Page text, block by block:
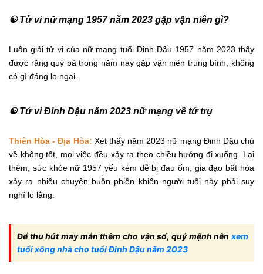
☯ Tử vi nữ mạng 1957 năm 2023 gặp vận niên gì?
Luận giải tử vi của nữ mạng tuổi Đinh Dậu 1957 năm 2023 thấy
được rằng quý bà trong năm nay gặp vận niên trung bình, không
có gì đáng lo ngại.
☯ Tử vi Đinh Dậu năm 2023 nữ mạng về tứ trụ
Thiên Hòa - Địa Hòa: Xét thấy năm 2023 nữ mạng Đinh Dậu chủ
về không tốt, mọi việc đều xảy ra theo chiều hướng đi xuống. Lại
thêm, sức khỏe nữ 1957 yếu kém dễ bị đau ốm, gia đạo bất hòa
xảy ra nhiều chuyện buồn phiền khiến người tuổi này phải suy
nghĩ lo lắng.
Để thu hút may mắn thêm cho vận số, quý mệnh nên xem
tuổi xông nhà cho tuổi Đinh Dậu năm 2023